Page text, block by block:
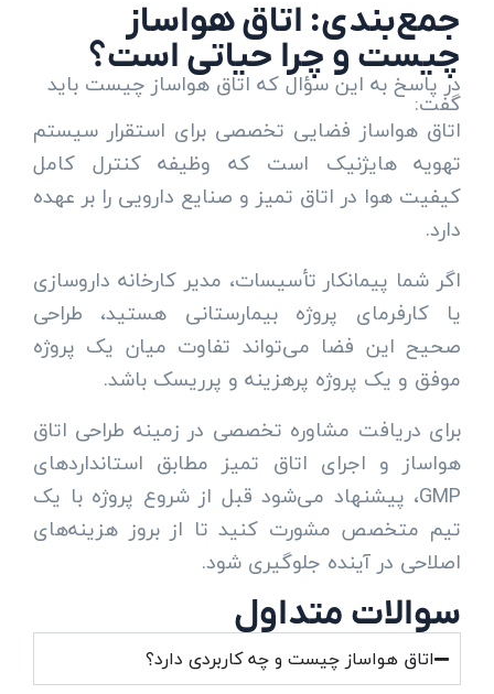
جمع‌بندی: اتاق هواساز
چیست و چرا حیاتی است؟
در پاسخ به این سؤال که اتاق هواساز چیست باید
گفت:
اتاق هواساز فضایی تخصصی برای استقرار سیستم
تهویه هایژنیک است که وظیفه کنترل کامل
کیفیت هوا در اتاق تمیز و صنایع دارویی را بر عهده
دارد.
اگر شما پیمانکار تأسیسات، مدیر کارخانه داروسازی
یا کارفرمای پروژه بیمارستانی هستید، طراحی
صحیح این فضا می‌تواند تفاوت میان یک پروژه
موفق و یک پروژه پرهزینه و پرریسک باشد.
برای دریافت مشاوره تخصصی در زمینه طراحی اتاق
هواساز و اجرای اتاق تمیز مطابق استانداردهای
GMP، پیشنهاد می‌شود قبل از شروع پروژه با یک
تیم متخصص مشورت کنید تا از بروز هزینه‌های
اصلاحی در آینده جلوگیری شود.
سوالات متداول
اتاق هواساز چیست و چه کاربردی دارد؟